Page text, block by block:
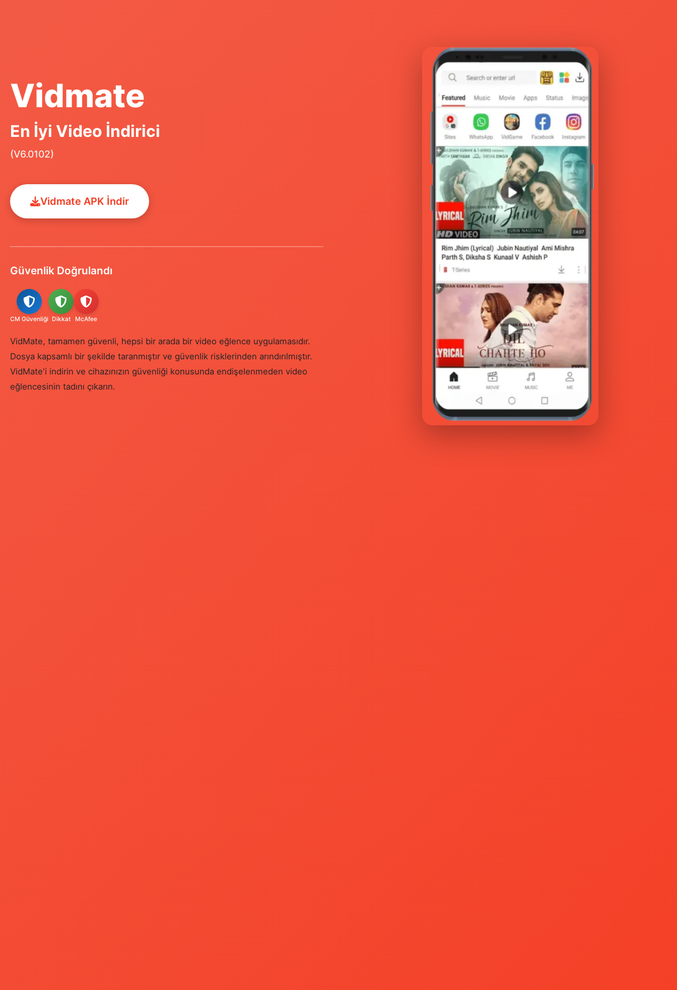
Vidmate
En İyi Video İndirici
(V6.0102)
Vidmate APK İndir
Güvenlik Doğrulandı
CM Güvenliği Dikkat McAfee
VidMate, tamamen güvenli, hepsi bir arada bir video eğlence uygulamasıdır.
Dosya kapsamlı bir şekilde taranmıştır ve güvenlik risklerinden arındırılmıştır.
VidMate'i indirin ve cihazınızın güvenliği konusunda endişelenmeden video
eğlencesinin tadını çıkarın.